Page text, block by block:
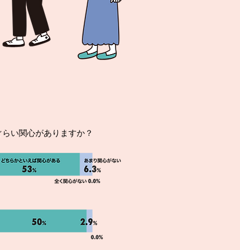
い関心がありますか？